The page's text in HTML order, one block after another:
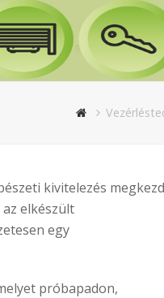
kivitelezés
elkészült
egy
próbapadon,